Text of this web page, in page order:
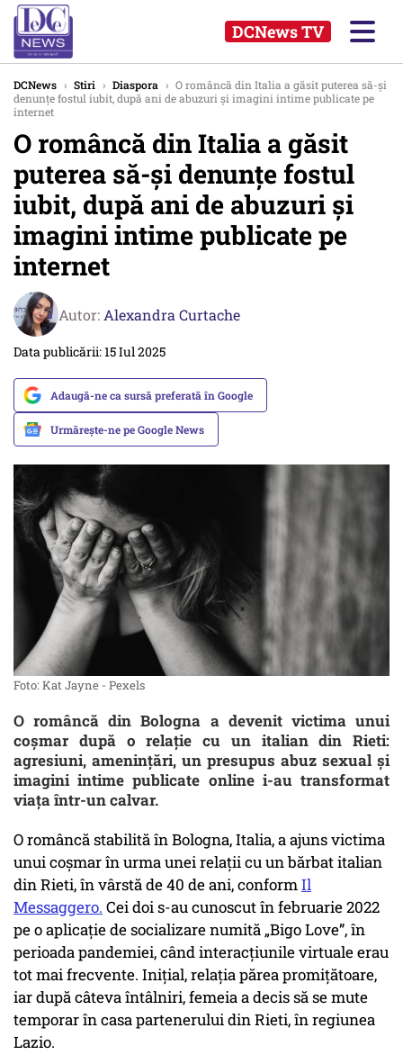
DCNews TV
DCNews › Stiri › Diaspora › O româncă din Italia a găsit puterea să-și
denunțe fostul iubit, după ani de abuzuri și imagini intime publicate pe
internet
O româncă din Italia a găsit
puterea să-și denunțe fostul
iubit, după ani de abuzuri și
imagini intime publicate pe
internet
Autor: Alexandra Curtache
Data publicării: 15 Iul 2025
Adaugă-ne ca sursă preferată în Google
Urmărește-ne pe Google News
Foto: Kat Jayne - Pexels
O româncă din Bologna a devenit victima unui
coșmar după o relație cu un italian din Rieti:
agresiuni, amenințări, un presupus abuz sexual și
imagini intime publicate online i-au transformat
viața într-un calvar.
O româncă stabilită în Bologna, Italia, a ajuns victima
unui coșmar în urma unei relații cu un bărbat italian
din Rieti, în vârstă de 40 de ani, conformIl
Messaggero. Cei doi s-au cunoscut în februarie 2022
pe o aplicație de socializare numită „Bigo Love”, în
perioada pandemiei, când interacțiunile virtuale erau
tot mai frecvente. Inițial, relația părea promițătoare,
iar după câteva întâlniri, femeia a decis să se mute
temporar în casa partenerului din Rieti, în regiunea
Lazio.